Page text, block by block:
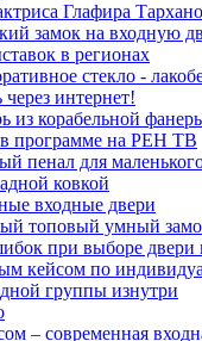
Глафира
замок на входную
в регионах
стекло -
интернет!
из корабельной
программе на РЕН ТВ
пенал для
ковкой
входные двери
топовый умный
при выборе двери
кейсом по
группы изнутри
– современная